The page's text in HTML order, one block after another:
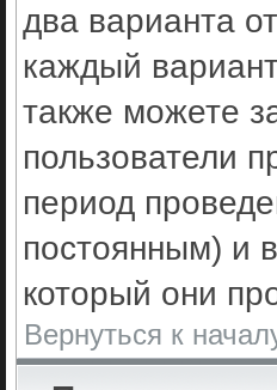
два варианта
каждый
также можете
пользователи
период
постоянным) и
который они
Вернуться к